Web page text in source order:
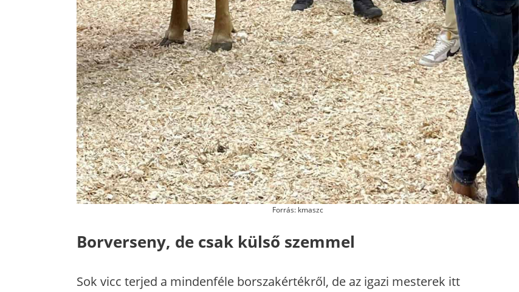
Forrás: kmaszc
Borverseny, de csak külső szemmel
Sok vicc terjed a mindenféle borszakértékről, de az igazi mesterek itt